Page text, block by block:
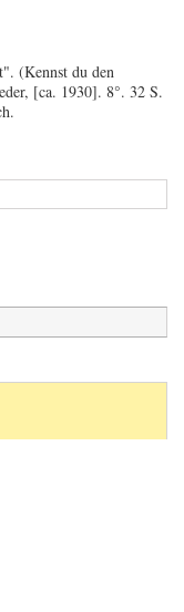
(Kennst du den
[ca. 1930]. 8°. 32 S.